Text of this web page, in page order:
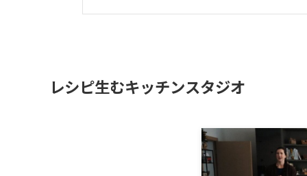
レシピ生むキッチンスタジオ